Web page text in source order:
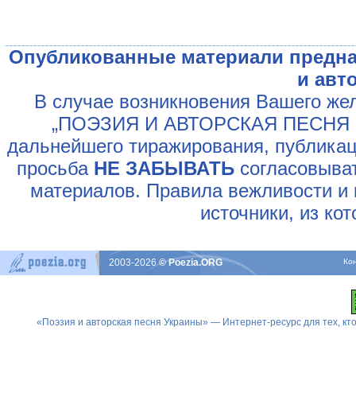
Опубликованные материали
и
В случае возникновения Вашего
„ПОЭЗИЯ И АВТОРСКАЯ ПЕСНЯ
дальнейшего тиражирования,
просьба НЕ ЗАБЫВАТЬ
материалов. Правила вежливости и
источники, из
2003-2026© Poezia.ORG
«Поэзия и авторская песня Украины» — Интернет-ресурс для тех,